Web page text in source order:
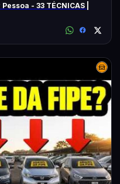
- 33 TÉCNICAS |